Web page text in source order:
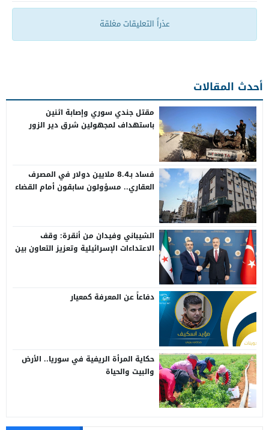
عذراً التعليقات مغلقة
أحدث المقالات
مقتل جندي سوري وإصابة اثنين
باستهداف لمجهولين شرق دير الزور
فساد بـ8.4 ملايين دولار في المصرف
العقاري.. مسؤولون سابقون أمام القضاء
الشيباني وفيدان من أنقرة: وقف
الاعتداءات الإسرائيلية وتعزيز التعاون بين
دفاعاً عن المعرفة كمعيار
حكاية المرأة الريفية في سوريا.. الأرض
والبيت والحياة